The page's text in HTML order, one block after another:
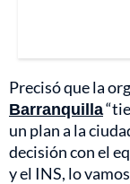
Precisó que la
Barranquilla
un plan a la
decisión con el
y el INS, lo